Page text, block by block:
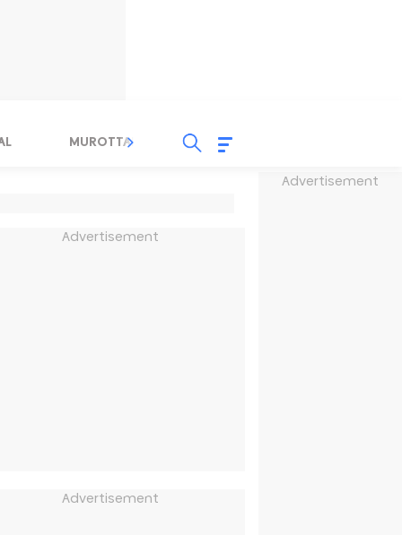
Advertisement
MUROTTAL TAUSYIAH
Advertisement
Advertisement